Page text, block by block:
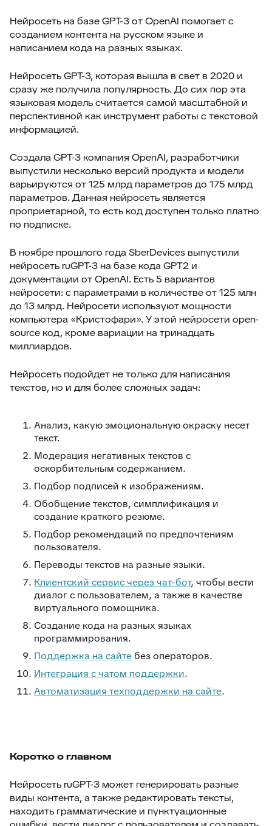
Нейросеть на базе GPT-3 от OpenAI помогает с
созданием контента на русском языке и
написанием кода на разных языках.
Нейросеть GPT-3, которая вышла в свет в 2020 и
сразу же получила популярность. До сих пор эта
языковая модель считается самой масштабной и
перспективной как инструмент работы с текстовой
информацией.
Создала GPT-3 компания OpenAI, разработчики
выпустили несколько версий продукта и модели
варьируются от 125 млрд параметров до 175 млрд
параметров. Данная нейросеть является
проприетарной, то есть код доступен только платно
по подписке.
В ноябре прошлого года SberDevices выпустили
нейросеть ruGPT-3 на базе кода GPT2 и
документации от OpenAI. Есть 5 вариантов
нейросети: с параметрами в количестве от 125 млн
до 13 млрд. Нейросети используют мощности
компьютера «Кристофари». У этой нейросети open-
source код, кроме вариации на тринадцать
миллиардов.
Нейросеть подойдет не только для написания
текстов, но и для более сложных задач:
Анализ, какую эмоциональную окраску несет
текст.
Модерация негативных текстов с
оскорбительным содержанием.
Подбор подписей к изображениям.
Обобщение текстов, симплификация и
создание краткого резюме.
Подбор рекомендаций по предпочтениям
пользователя.
Переводы текстов на разные языки.
Клиентский сервис через чат-бот, чтобы вести
диалог с пользователем, а также в качестве
виртуального помощника.
Создание кода на разных языках
программирования.
Поддержка на сайте без операторов.
Интеграция с чатом поддержки.
Автоматизация техподдержки на сайте.
Коротко о главном
Нейросеть ruGPT-3 может генерировать разные
виды контента, а также редактировать тексты,
находить грамматические и пунктуационные